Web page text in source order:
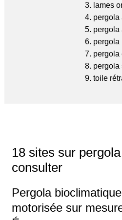
lames
pergola
pergola
pergola
pergola
pergola
toile
18 sites sur
consulter
Pergola
motorisée sur